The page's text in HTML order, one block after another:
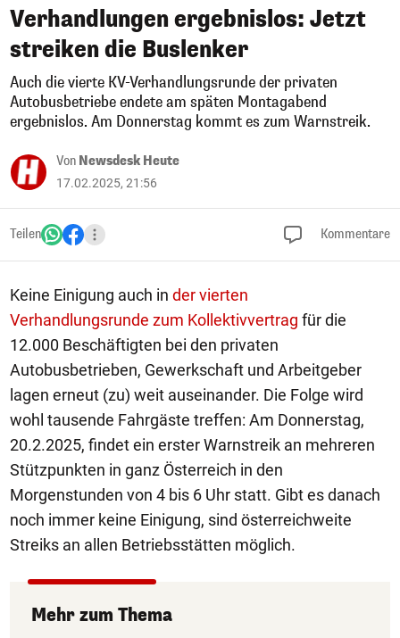
Verhandlungen ergebnislos: Jetzt
streiken die Buslenker
Auch die vierte KV-Verhandlungsrunde der privaten
Autobusbetriebe endete am späten Montagabend
ergebnislos. Am Donnerstag kommt es zum Warnstreik.
Von Newsdesk Heute
17.02.2025, 21:56
Teilen Kommentare
Keine Einigung auch in der vierten
Verhandlungsrunde zum Kollektivvertrag für die
12.000 Beschäftigten bei den privaten
Autobusbetrieben, Gewerkschaft und Arbeitgeber
lagen erneut (zu) weit auseinander. Die Folge wird
wohl tausende Fahrgäste treffen: Am Donnerstag,
20.2.2025, findet ein erster Warnstreik an mehreren
Stützpunkten in ganz Österreich in den
Morgenstunden von 4 bis 6 Uhr statt. Gibt es danach
noch immer keine Einigung, sind österreichweite
Streiks an allen Betriebsstätten möglich.
Mehr zum Thema